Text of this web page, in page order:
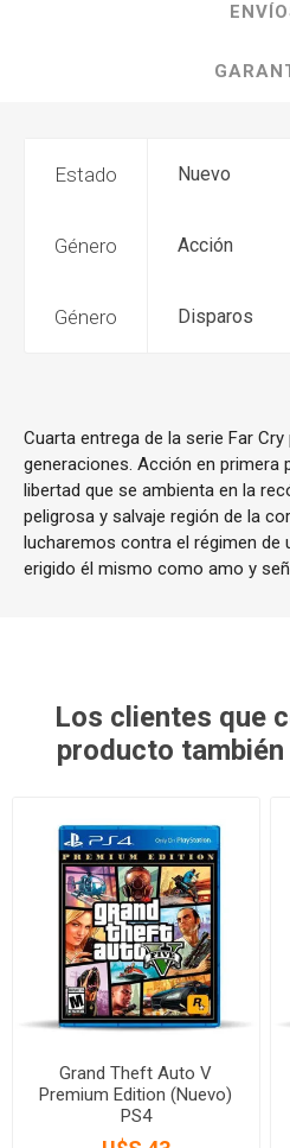
Estado Nuevo
Género Acción
Género Disparos
Cuarta entrega de la serie Far
generaciones. Acción en primera
libertad que se ambienta en la
peligrosa y salvaje región de la
lucharemos contra el régimen de
erigido él mismo como amo y
Los clientes que
producto
Grand Theft Auto V
Premium Edition (Nuevo)
PS4